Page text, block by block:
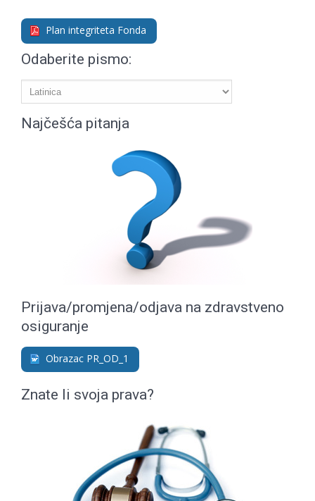
Plan integriteta Fonda
Odaberite pismo:
Najčešća pitanja
Prijava/promjena/odjava na zdravstveno
osiguranje
Obrazac PR_OD_1
Znate li svoja prava?